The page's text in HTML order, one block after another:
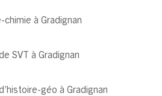
géo à Gradignan
à Gradignan
SVT à Gradignan